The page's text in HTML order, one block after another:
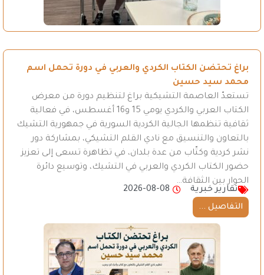
براغ تحتضن الكتاب الكردي والعربي في دورة تحمل اسم
محمد سيد حسين
تستعدّ العاصمة التشيكية براغ لتنظيم دورة من معرض
الكتاب العربي والكردي يومي 15 و16 أغسطس، في فعالية
ثقافية تنظمها الجالية الكردية السورية في جمهورية التشيك
بالتعاون والتنسيق مع نادي القلم التشيكي، بمشاركة دور
نشر كردية وكتّاب من عدة بلدان، في تظاهرة تسعى إلى تعزيز
حضور الكتاب الكردي والعربي في التشيك، وتوسيع دائرة
الحوار بين الثقافة…
تقارير خبرية
2026-08-08
التفاصيل ...